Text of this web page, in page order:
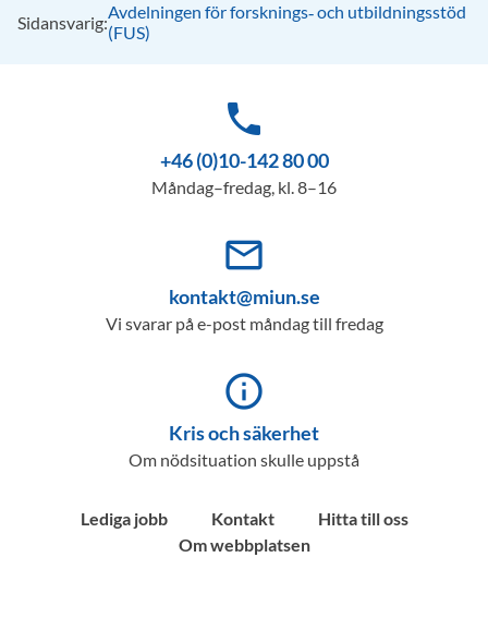
Sidansvarig:Avdelningen för forsknings‑ och utbildningsstöd
(FUS)
phone
+46 (0)10-142 80 00
Måndag–fredag, kl. 8–16
mail_outline
kontakt@miun.se
Vi svarar på e-post måndag till fredag
info_outline
Kris och säkerhet
Om nödsituation skulle uppstå
Lediga jobb Kontakt
Hitta till oss
Om webbplatsen